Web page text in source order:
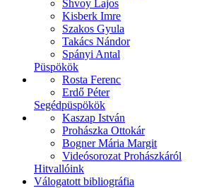
Shvoy Lajos
Kisberk Imre
Szakos Gyula
Takács Nándor
Spányi Antal
Püspökök
Rosta Ferenc
Erdő Péter
Segédpüspökök
Kaszap István
Prohászka Ottokár
Bogner Mária Margit
Videósorozat Prohászkáról
Hitvallóink
Válogatott bibliográfia